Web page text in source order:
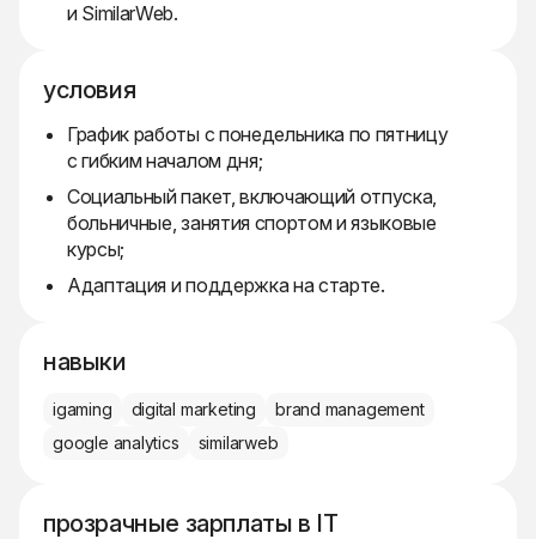
и SimilarWeb.
условия
График работы с понедельника по пятницу
с гибким началом дня;
Социальный пакет, включающий отпуска,
больничные, занятия спортом и языковые
курсы;
Адаптация и поддержка на старте.
навыки
igaming digital marketing
brand management
google analytics
similarweb
прозрачные зарплаты в IT